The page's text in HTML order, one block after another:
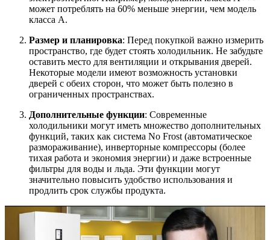
может потреблять на 60% меньше энергии, чем модель
класса A.
Размер и планировка: Перед покупкой важно измерить
пространство, где будет стоять холодильник. Не забудьте
оставить место для вентиляции и открывания дверей.
Некоторые модели имеют возможность установки
дверей с обеих сторон, что может быть полезно в
ограниченных пространствах.
Дополнительные функции: Современные
холодильники могут иметь множество дополнительных
функций, таких как система No Frost (автоматическое
размораживание), инверторные компрессоры (более
тихая работа и экономия энергии) и даже встроенные
фильтры для воды и льда. Эти функции могут
значительно повысить удобство использования и
продлить срок службы продукта.